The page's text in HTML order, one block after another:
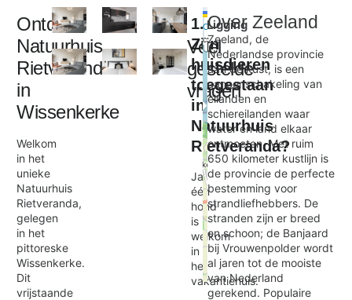
Ontdek
Natuurhuis
Rietveranda
in
Wissenkerke
Welkom
in het
unieke
Natuurhuis
Rietveranda,
gelegen
in het
pittoreske
Wissenkerke.
Dit
vrijstaande
Veel
gestelde
vragen
1.
Zijn
huisdieren
toegestaan
in
Natuurhuis
Rietveranda?
Ja,
één
hond
is
welkom
in
het
vakantiehuis.
Ligging
Natuurhuis Rietveranda
×
+
−
Leaflet
©
OpenStreetMap
contributors
Exit map
Over Zeeland
Zeeland, de
Nederlandse provincie
aan de kust, is een
aaneenschakeling van
eilanden en
schiereilanden waar
water en land elkaar
ontmoeten. Met ruim
650 kilometer kustlijn is
de provincie de perfecte
bestemming voor
strandliefhebbers. De
stranden zijn er breed
en schoon; de Banjaard
bij Vrouwenpolder wordt
al jaren tot de mooiste
van Nederland
gerekend. Populaire